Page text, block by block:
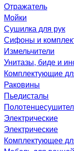
Отражатель
Мойки
Сушилка для рук
Сифоны и
Измельчители
Унитазы, биде и
Комплектующие
Раковины
Пьедисталы
Электрические
Электрические
Комплектующее